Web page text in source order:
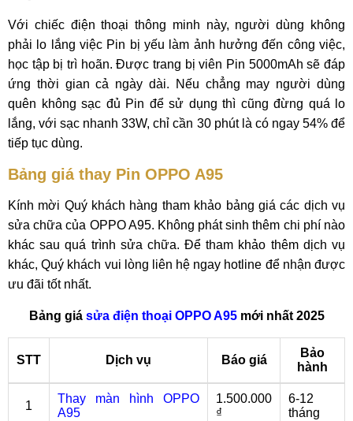
Với chiếc điện thoại thông minh này, người dùng không
phải lo lắng việc Pin bị yếu làm ảnh hưởng đến công việc,
học tập bị trì hoãn. Được trang bị viên Pin 5000mAh sẽ đáp
ứng thời gian cả ngày dài. Nếu chẳng may người dùng
quên không sạc đủ Pin để sử dụng thì cũng đừng quá lo
lắng, với sạc nhanh 33W, chỉ cần 30 phút là có ngay 54% để
tiếp tục dùng.
Bảng giá thay Pin OPPO A95
Kính mời Quý khách hàng tham khảo bảng giá các dịch vụ
sửa chữa của OPPO A95. Không phát sinh thêm chi phí nào
khác sau quá trình sửa chữa. Để tham khảo thêm dịch vụ
khác, Quý khách vui lòng liên hệ ngay hotline để nhận được
ưu đãi tốt nhất.
Bảng giá sửa điện thoại OPPO A95mới nhất 2025
STT Dịch vụ Báo giá
Bảo
hành
1
Thay màn hình OPPO
A95
1.500.000
₫
6-12
tháng